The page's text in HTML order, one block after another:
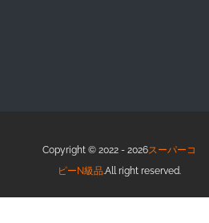
Copyright © 2022 - 2026スーパーコ
ピーN級品.All right reserved.